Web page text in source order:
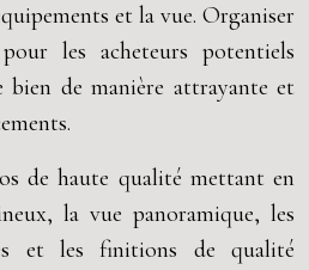
et la vue. Organiser
les acheteurs potentiels
bien de manière attrayante et
de haute qualité mettant en
la vue panoramique, les
et les finitions de qualité